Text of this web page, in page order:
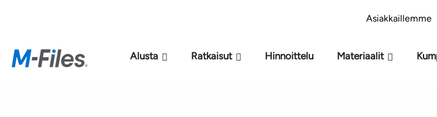
Asiakkaillemme
Alusta Ratkaisut Hinnoittelu Materiaalit
Uusi M-Files – Oletko valmis